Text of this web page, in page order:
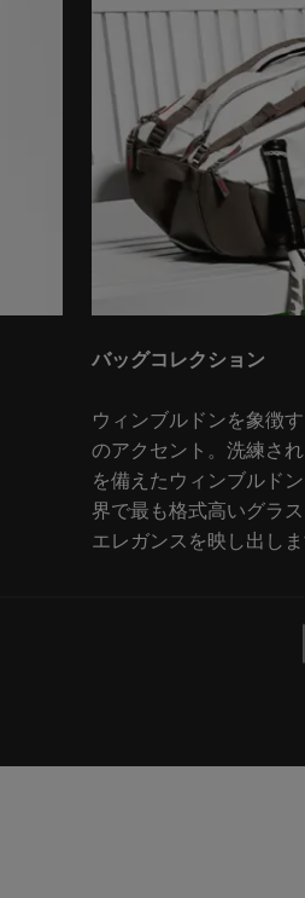
バッグコレクション
ウィンブルドンを象徴
のアクセント。洗練さ
を備えたウィンブルド
界で最も格式高いグラ
エレガンスを映し出しま